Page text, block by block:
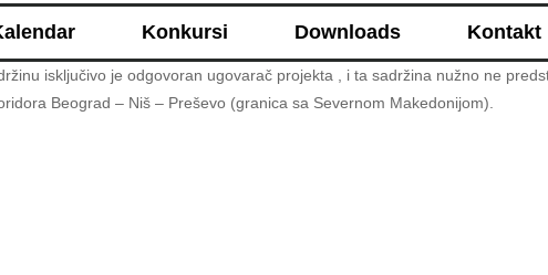
Konkursi Downloads Kontakt
isključivo je odgovoran ugovarač projekta , i ta sadržina nužno ne
Beograd – Niš – Preševo (granica sa Severnom Makedonijom).